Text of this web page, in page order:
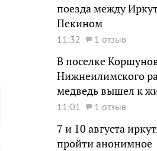
поезда между
Пекином
11:32 1 отзыв
В поселке
Нижнеилимского
медведь вышел к
11:01 1 отзыв
7 и 10 августа
пройти анонимное